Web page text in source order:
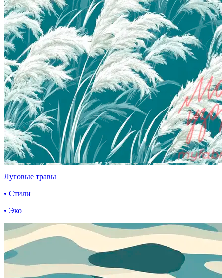
Луговые травы
• Стили
• Эко